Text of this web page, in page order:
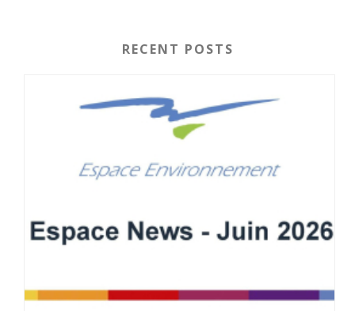
RECENT POSTS